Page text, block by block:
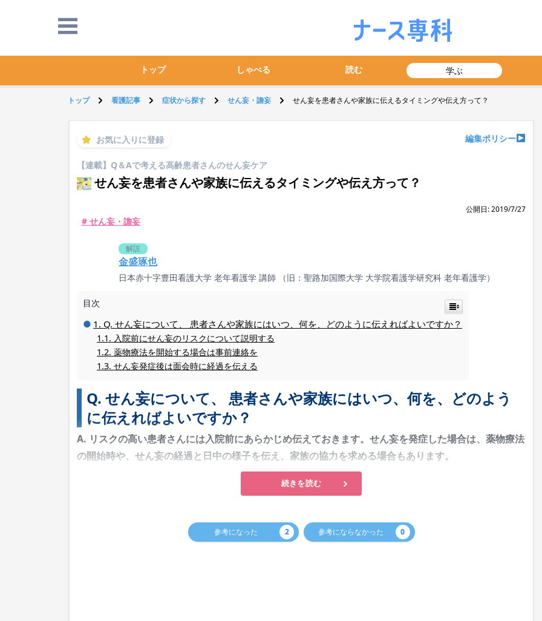
トップ しゃべる 読む 学ぶ
トップ 看護記事 症状から探す せん妄・譫妄 せん妄を患者さんや家族に伝えるタイミングや伝え方って？
お気に入りに登録 編集ポリシー
【連載】Q＆Aで考える高齢患者さんのせん妄ケア
せん妄を患者さんや家族に伝えるタイミングや伝え方って？
公開日: 2019/7/27
# せん妄・譫妄
解説
金盛琢也
日本赤十字豊田看護大学 老年看護学 講師 （旧：聖路加国際大学 大学院看護学研究科 老年看護学）
目次
Q. せん妄について、 患者さんや家族にはいつ、何を、どのように伝えればよいですか？
入院前にせん妄のリスクについて説明する
薬物療法を開始する場合は事前連絡を
せん妄発症後は面会時に経過を伝える
Q. せん妄について、 患者さんや家族にはいつ、何を、どのよう
に伝えればよいですか？
A. リスクの高い患者さんには入院前にあらかじめ伝えておきます。せん妄を発症した場合は、薬物療法
の開始時や、せん妄の経過と日中の様子を伝え、家族の協力を求める場合もあります。
続きを読む
参考になった 2 参考にならなかった 0